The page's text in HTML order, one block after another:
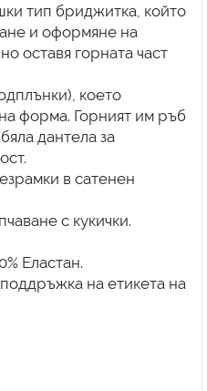
тип бриджитка, който
и оформяне на
оставя горната част
което
форма. Горният им ръб
дантела за
в сатенен
с кукички.
Еластан.
на етикета на